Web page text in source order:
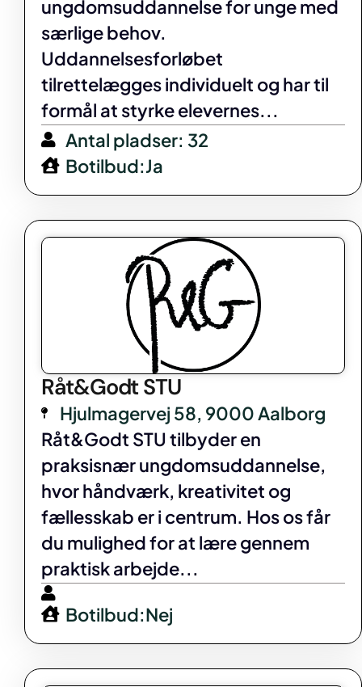
ungdomsuddannelse for unge med
særlige behov.
Uddannelsesforløbet
tilrettelægges individuelt og har til
formål at styrke elevernes...
Antal pladser: 32
Botilbud:Ja
Råt&Godt STU
Hjulmagervej 58, 9000 Aalborg
Råt&Godt STU tilbyder en
praksisnær ungdomsuddannelse,
hvor håndværk, kreativitet og
fællesskab er i centrum. Hos os får
du mulighed for at lære gennem
praktisk arbejde...
Botilbud:Nej